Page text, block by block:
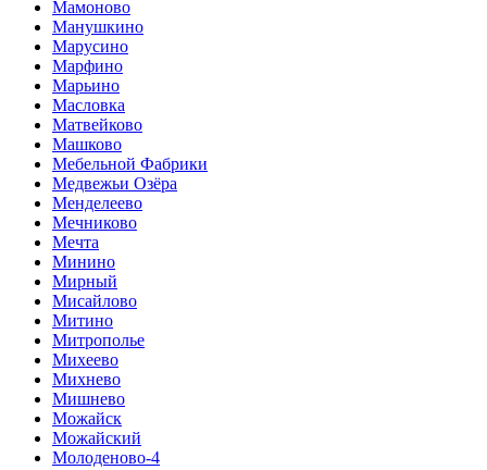
Мамоново
Манушкино
Марусино
Марфино
Марьино
Масловка
Матвейково
Машково
Мебельной Фабрики
Медвежьи Озёра
Менделеево
Мечниково
Мечта
Минино
Мирный
Мисайлово
Митино
Митрополье
Михеево
Михнево
Мишнево
Можайск
Можайский
Молоденово-4